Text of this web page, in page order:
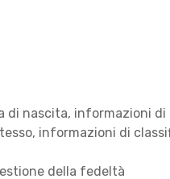
nascita, informazioni
informazioni di
della fedeltà